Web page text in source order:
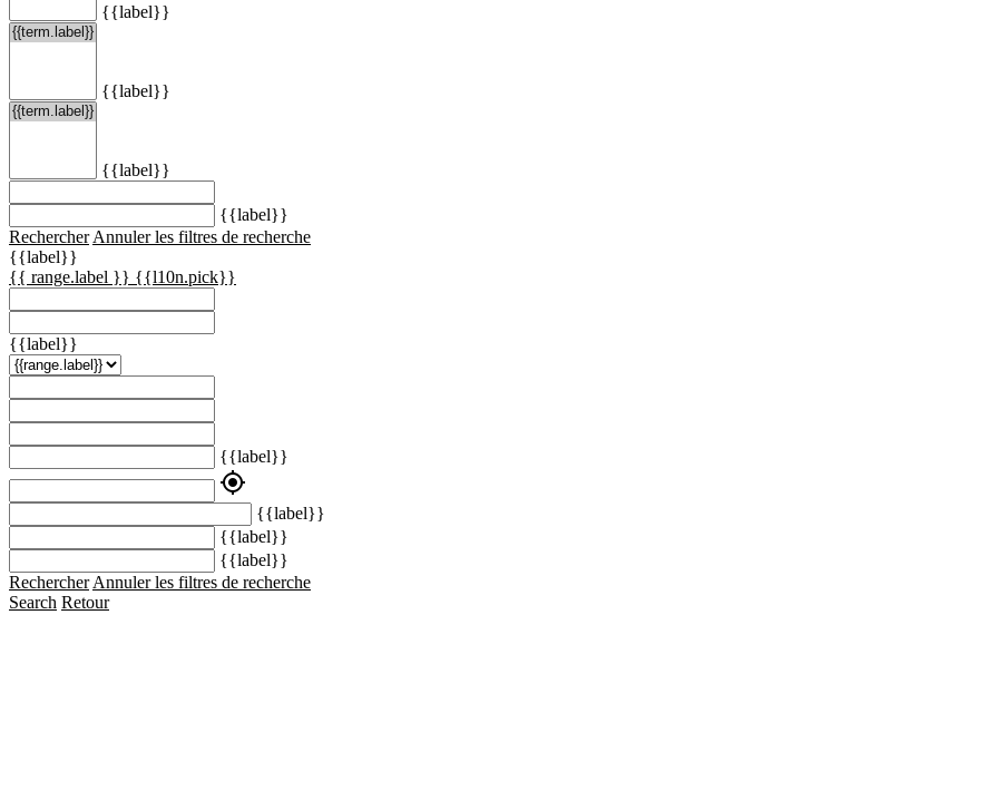
{{label}}
{{label}}
{{label}}
{{label}}
Rechercher Annuler les filtres de recherche
{{label}}
{{ range.label }} {{l10n.pick}}
{{label}}
{{label}}
my_location
{{label}}
{{label}}
{{label}}
Rechercher Annuler les filtres de recherche
Search Retour